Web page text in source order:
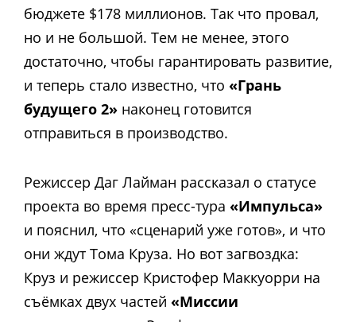
бюджете $178 миллионов. Так что провал,
но и не большой. Тем не менее, этого
достаточно, чтобы гарантировать развитие,
и теперь стало известно, что «Грань
будущего 2» наконец готовится
отправиться в производство.
Режиссер Даг Лайман рассказал о статусе
проекта во время пресс-тура «Импульса»
и пояснил, что «сценарий уже готов», и что
они ждут Тома Круза. Но вот загвоздка:
Круз и режиссер Кристофер Маккуорри на
съёмках двух частей «Миссии